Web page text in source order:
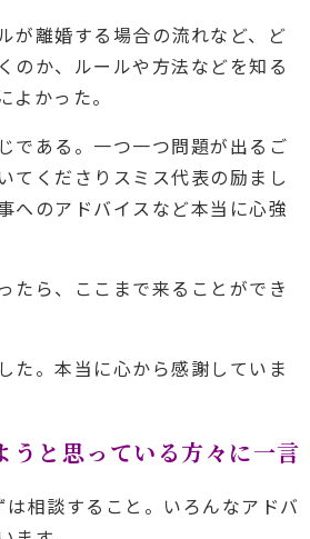
が離婚する場合の流れなど、ど
のか、ルールや方法などを知る
よかった。
である。一つ一つ問題が出るご
てくださりスミス代表の励まし
へのアドバイスなど本当に心強
たら、ここまで来ることができ
た。本当に心から感謝していま
うと思っている方々に一言
相談すること。いろんなアドバ